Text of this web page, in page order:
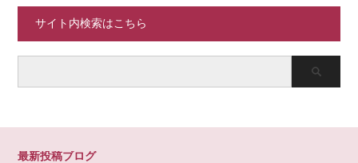
サイト内検索はこちら
最新投稿ブログ